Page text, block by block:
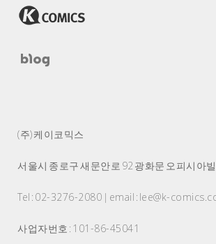
(주) 케이코믹스
서울시 종로구 새문안로 92 광화문 오피시아
Tel : 02-3276-2080 | email : lee@k-
사업자번호 : 101-86-45041